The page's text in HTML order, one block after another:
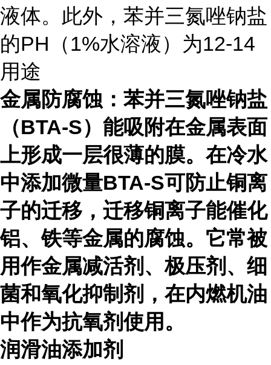
液体。此外，苯并三氮唑钠盐
的PH（1%水溶液）为12-14
用途
金属防腐蚀：苯并三氮唑钠盐
（BTA-S）能吸附在金属表面
上形成一层很薄的膜。在冷水
中添加微量BTA-S可防止铜离
子的迁移，迁移铜离子能催化
铝、铁等金属的腐蚀。它常被
用作金属减活剂、极压剂、细
菌和氧化抑制剂，在内燃机油
中作为抗氧剂使用。
润滑油添加剂